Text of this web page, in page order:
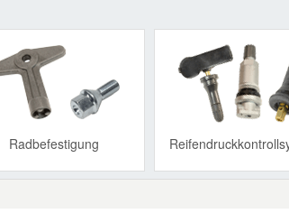
Radbefestigung
Previous